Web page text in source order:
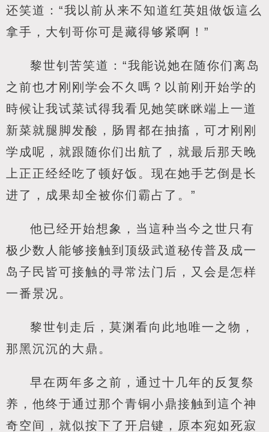
还笑道：“我以前从来不知道红英姐做饭這么
拿手，大钊哥你可是藏得够紧啊！”
黎世钊苦笑道：“我能说她在随你们离岛
之前也才刚刚学会不久嗎？以前刚开始学的
時候让我试菜试得我看见她笑眯眯端上一道
新菜就腿脚发酸，肠胃都在抽搐，可才刚刚
学成呢，就跟随你们出航了，就最后那天晚
上正正经经吃了顿好饭。现在她手艺倒是长
进了，成果却全被你们霸占了。”
他已经开始想象，当這种当今之世只有
极少数人能够接触到顶级武道秘传普及成一
岛子民皆可接触的寻常法门后，又会是怎样
一番景况。
黎世钊走后，莫渊看向此地唯一之物，
那黑沉沉的大鼎。
早在两年多之前，通过十几年的反复祭
养，他终于通过那个青铜小鼎接触到這个神
奇空间，就似按下了开启键，原本宛如死寂